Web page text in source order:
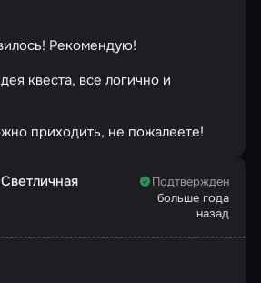
Рекомендую!
квеста, все логично и
приходить, не пожалеете!
Подтвержден
больше года
назад